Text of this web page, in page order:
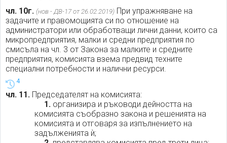
чл. 10г. (нов - ДВ-17 от 26.02.2019) При упражняване на
задачите и правомощията си по отношение на
администратори или обработващи лични данни, които са
микропредприятия, малки и средни предприятия по
смисъла на чл. 3 от Закона за малките и средните
предприятия, комисията взема предвид техните
специални потребности и налични ресурси.
4
чл. 11. Председателят на комисията:
1.организира и ръководи дейността на
комисията съобразно закона и решенията на
комисията и отговаря за изпълнението на
задълженията ѝ;